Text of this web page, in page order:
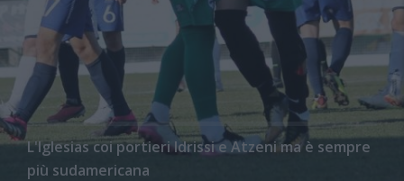
L'Iglesias coi portieri Idrissi e Atzeni ma è sempre
più sudamericana